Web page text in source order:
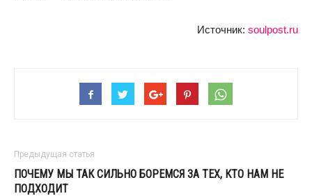
Источник: soulpost.ru
Предыдущая статья
ПОЧЕМУ МЫ ТАК СИЛЬНО БОРЕМСЯ ЗА ТЕХ, КТО НАМ НЕ
ПОДХОДИТ